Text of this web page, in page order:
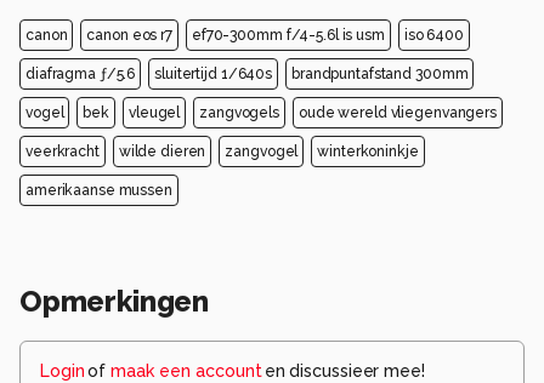
canon canon eos r7 ef70-300mm f/4-5.6l is usm iso 6400
diafragma ƒ/5.6 sluitertijd 1/640s brandpuntafstand 300mm
vogel bek vleugel zangvogels oude wereld vliegenvangers
veerkracht wilde dieren zangvogel winterkoninkje
amerikaanse mussen
Opmerkingen
Loginof maak een account en discussieer mee!